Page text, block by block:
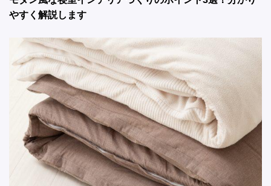
やすく解説します